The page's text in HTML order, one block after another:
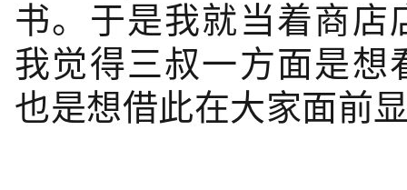
书。于是我就当着商店
我觉得三叔一方面是想
也是想借此在大家面前